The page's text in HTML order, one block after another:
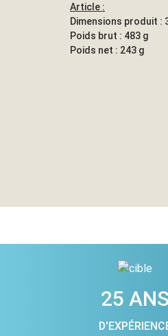
Article :
Dimensions produit :
Poids brut : 483 g
Poids net : 243 g
25 ANS